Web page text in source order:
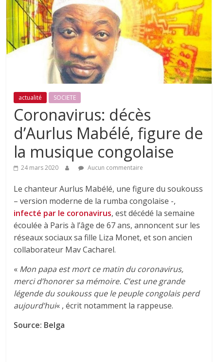
actualité SOCIETE
Coronavirus: décès
d’Aurlus Mabélé, figure de
la musique congolaise
24 mars 2020 Aucun commentaire
Le chanteur Aurlus Mabélé, une figure du soukouss
– version moderne de la rumba congolaise -,
infecté par le coronavirus, est décédé la semaine
écoulée à Paris à l’âge de 67 ans, annoncent sur les
réseaux sociaux sa fille Liza Monet, et son ancien
collaborateur Mav Cacharel.
« Mon papa est mort ce matin du coronavirus,
merci d’honorer sa mémoire. C’est une grande
légende du soukouss que le peuple congolais perd
aujourd’hui« , écrit notamment la rappeuse.
Source: Belga